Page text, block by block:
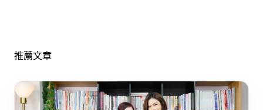
推薦文章